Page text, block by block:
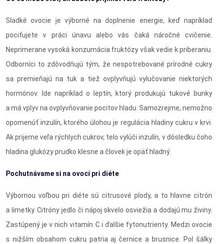
Sladké ovocie je výborné na doplnenie energie, keď napríklad
pociťujete v práci únavu alebo vás čaká náročné cvičenie.
Neprimerane vysoká konzumácia fruktózy však vedie k priberaniu.
Odborníci to zdôvodňujú tým, že nespotrebované prírodné cukry
sa premieňajú na tuk a tiež ovplyvňujú vylučovanie niektorých
hormónov. Ide napríklad o leptín, ktorý produkujú tukové bunky
a má vplyv na ovplyvňovanie pocitov hladu. Samozrejme, nemožno
opomenúť inzulín, ktorého úlohou je regulácia hladiny cukru v krvi.
Ak prijeme veľa rýchlych cukrov, telo vylúči inzulín, v dôsledku čoho
hladina glukózy prudko klesne a človek je opäť hladný.
Pochutnávame si na ovocí pri diéte
Výbornou voľbou pri diéte sú citrusové plody, a to hlavne citrón
a limetky. Citróny jedlo či nápoj skvelo osviežia a dodajú mu živiny.
Zastúpený je v nich vitamín C i ďalšie fytonutrienty. Medzi ovocie
s nižším obsahom cukru patria aj černice a brusnice. Pol šálky